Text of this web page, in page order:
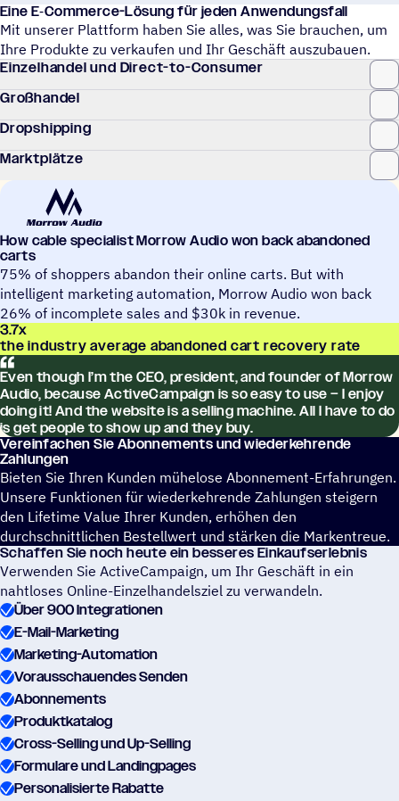
Eine E‑Com­merce-Lösung für jeden Anwendungsfall
Mit unserer Plattform haben Sie alles, was Sie brauchen, um
Ihre Produkte zu verkaufen und Ihr Geschäft auszubauen.
Einzel­han­del und Direct-to-Consumer
Groß­han­del
Drop­ship­ping
Markt­plätze
How cable specia­list Morrow Audio won back abandoned
carts
75% of shoppers abandon their online carts. But with
intelligent marketing automation, Morrow Audio won back
26% of incomplete sales and $30k in revenue.
3.7x
the industry average abandoned cart recovery rate
Even though I’m the CEO, presi­dent, and founder of Morrow
Audio, because ActiveCampaign is so easy to use – I enjoy
doing it! And the website is a selling machine. All I have to do
is get people to show up and they buy.
Verein­fa­chen Sie Abon­ne­ments und wiederkehrende
Zahlungen
Bieten Sie Ihren Kunden mühelose Abonnement-Erfahrungen.
Unsere Funktionen für wiederkehrende Zahlungen steigern
den Lifetime Value Ihrer Kunden, erhöhen den
durchschnittlichen Bestellwert und stärken die Markentreue.
Schaf­fen Sie noch heute ein besseres Einkaufserlebnis
Verwenden Sie ActiveCampaign, um Ihr Geschäft in ein
nahtloses Online-Einzelhandelsziel zu verwandeln.
Über 900 Integrationen
E-Mail-Marketing
Marketing-Automation
Vorausschauendes Senden
Abonnements
Produktkatalog
Cross-Selling und Up-Selling
Formulare und Landingpages
Personalisierte Rabatte